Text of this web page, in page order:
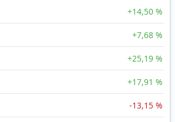
+14,50 %
+7,68 %
+25,19 %
+17,91 %
-13,15 %